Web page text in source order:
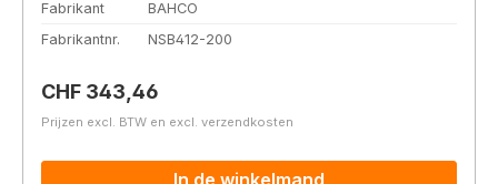
Fabrikant
BAHCO
Fabrikantnr.
NSB412-200
Normale prijs:
CHF 343,46
Prijzen excl. BTW en excl. verzendkosten